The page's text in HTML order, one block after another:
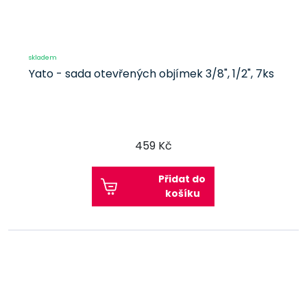
skladem
Yato - sada otevřených objímek 3/8", 1/2", 7ks
459 Kč
Přidat do
košíku